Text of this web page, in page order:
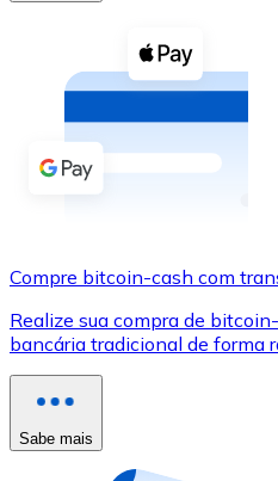
Compre criptomoedas
Transferência SEPA
Adicione fundos à sua
Cartão de crédito / débito
Use cartões Visa e
Comprar com cartão
Loja - Cartões-presente
Novo
Compre bitcoin-cash com
Realize sua compra de
bancária tradicional de forma
Sabe mais